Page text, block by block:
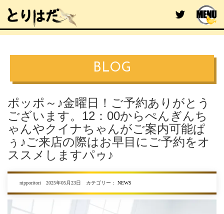
BLOG
ポッポ～♪金曜日！ご予約ありがとう
ございます。12：00からぺんぎんち
ゃんやクイナちゃんがご案内可能ぱ
ぅ♪ご来店の際はお早目にご予約をオ
ススメしますパゥ♪
nipporitori 2025年05月23日 カテゴリー： NEWS